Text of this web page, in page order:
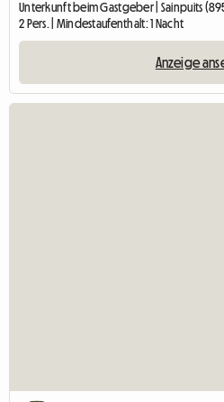
Unterkunft beim Gastgeber | Sainpuits
2 Pers. | Mindestaufenthalt: 1 Nacht
Anzeige